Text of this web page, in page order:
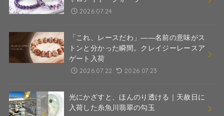
2026.07.24
「これ、レースだわ」――名前の意味がス
トンと分かった瞬間。クレイジーレースア
ゲート入荷
2026.07.22 2026.07.23
光にかざすと、ほんのり透ける｜天赦日に
入荷した糸魚川翡翠の勾玉